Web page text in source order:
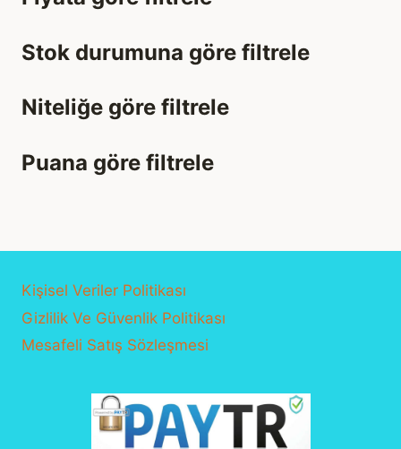
Stok durumuna göre filtrele
Niteliğe göre filtrele
Puana göre filtrele
Kişisel Veriler Politikası
Gizlilik Ve Güvenlik Politikası
Mesafeli Satış Sözleşmesi